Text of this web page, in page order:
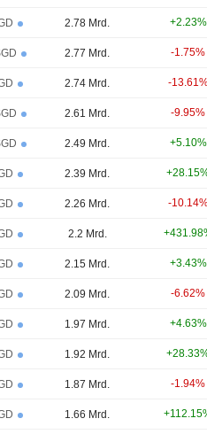
2.78 Mrd. +2.23%
2.77 Mrd. -1.75%
2.74 Mrd. -
2.61 Mrd. -9.95%
2.49 Mrd. +5.10%
2.39 Mrd.
2.26 Mrd. -
2.2 Mrd.
2.15 Mrd. +3.43%
2.09 Mrd. -6.62%
1.97 Mrd. +4.63%
1.92 Mrd.
1.87 Mrd. -1.94%
1.66 Mrd.